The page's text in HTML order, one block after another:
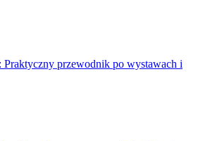
przewodnik po wystawach i